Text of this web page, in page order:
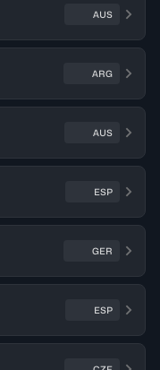
AUS
ARG
AUS
ESP
GER
ESP